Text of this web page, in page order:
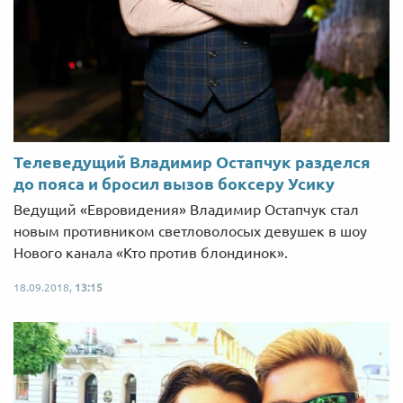
Телеведущий Владимир Остапчук разделся
до пояса и бросил вызов боксеру Усику
Ведущий «Евровидения» Владимир Остапчук стал
новым противником светловолосых девушек в шоу
Нового канала «Кто против блондинок».
18.09.2018, 13:15